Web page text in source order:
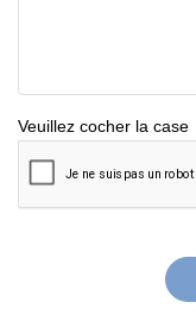
Veuillez cocher la case